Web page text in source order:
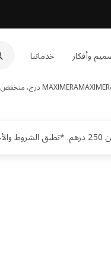
وأفكار خدماتنا
MAXIMERA درج، منخفض